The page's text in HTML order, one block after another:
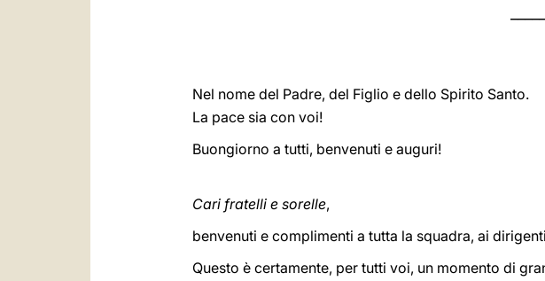
Nel nome del Padre, del Figlio e dello Spirito Santo.
La pace sia con voi!
Buongiorno a tutti, benvenuti e auguri!
Cari fratelli e sorelle,
benvenuti e complimenti a tutta la squadra, ai
Questo è certamente, per tutti voi, un momento di